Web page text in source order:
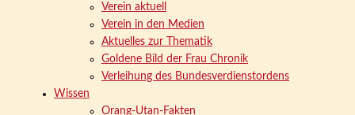
Verein aktuell
Verein in den Medien
Aktuelles zur Thematik
Goldene Bild der Frau Chronik
Verleihung des Bundesverdienstordens
Wissen
Orang-Utan-Fakten